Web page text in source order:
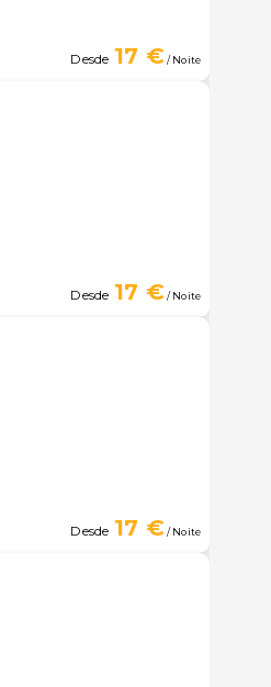
Desde 17 €/ Noite
Desde 17 €/ Noite
Desde 17 €/ Noite